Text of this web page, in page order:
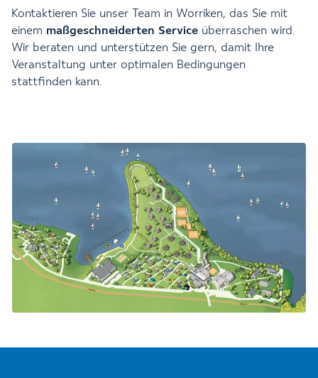
Kontaktieren Sie unser Team in Worriken, das Sie mit
einem maßgeschneiderten Service überraschen wird.
Wir beraten und unterstützen Sie gern, damit Ihre
Veranstaltung unter optimalen Bedingungen
stattfinden kann.